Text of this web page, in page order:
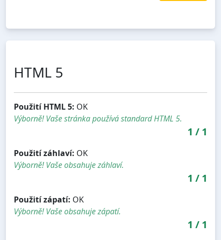
HTML 5
Použití HTML 5: OK
Výborně! Vaše stránka používá standard HTML 5.
1 / 1
Použití záhlaví: OK
Výborně! Vaše obsahuje záhlaví.
1 / 1
Použití zápatí: OK
Výborně! Vaše obsahuje zápatí.
1 / 1